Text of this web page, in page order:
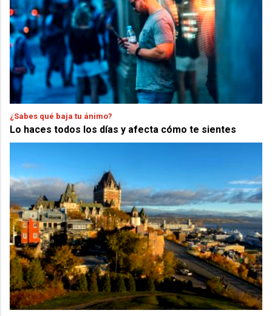
¿Sabes qué baja tu ánimo?
Lo haces todos los días y afecta cómo te sientes